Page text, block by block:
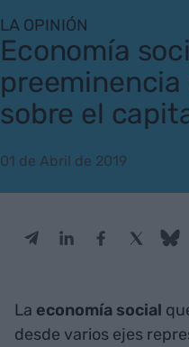
LA OPINIÓN
Economía
preeminencia
sobre el
01 de Abril de 2019
La economía social
desde varios ejes